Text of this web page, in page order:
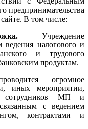
предпринимательства
В том числе:
Учреждение
ведения налогового и
и трудового
продуктам.
огромное
иных мероприятий,
сотрудников МП и
с ведением
контрактами и